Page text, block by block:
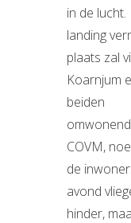
in de
landing
plaats zal
Koarnjum
beiden
COVM,
de
avond
hinder,